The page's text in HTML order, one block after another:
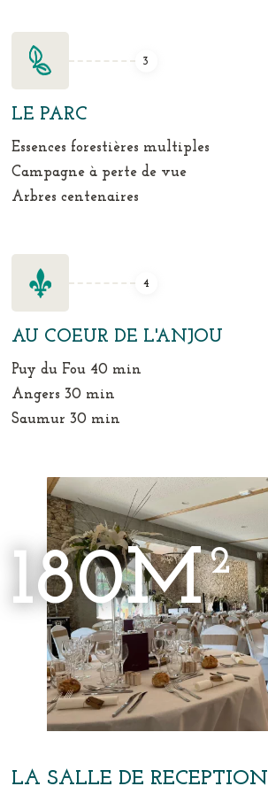
3
LE PARC
Essences forestières multiples
Campagne à perte de vue
Arbres centenaires
4
AU COEUR DE L'ANJOU
Puy du Fou 40 min
Angers 30 min
Saumur 30 min
180M²
LA SALLE DE RECEPTION